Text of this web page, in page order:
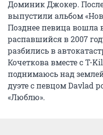
Доминик Джокер. После
выпустили альбом
Позднее певица вошла
распавшийся в 2007
разбились в
Кочеткова вместе с T-
поднимаюсь над
дуэте с певцом Davlad
«Люблю».